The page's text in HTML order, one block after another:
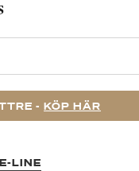
- KÖP HÄR
LINE